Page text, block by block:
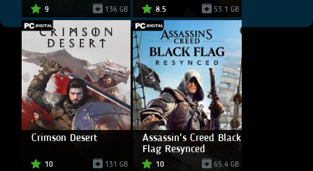
9 136 GB 8.5 53.1 GB
Crimson Desert
10 131 GB
Assassin's Creed Black
Flag Resynced
10 65.4 GB